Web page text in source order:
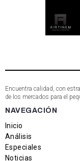
Encuentra calidad, con
de los mercados para el
NAVEGACIÓN
Inicio
Análisis
Especiales
Noticias